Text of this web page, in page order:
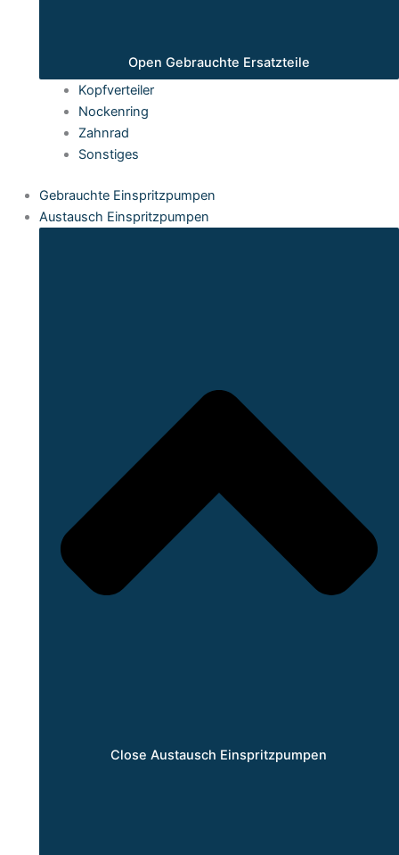
Open Gebrauchte Ersatzteile
Kopfverteiler
Nockenring
Zahnrad
Sonstiges
Gebrauchte Einspritzpumpen
Austausch Einspritzpumpen
Close Austausch Einspritzpumpen